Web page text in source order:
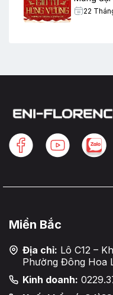
22
Miền Bắc
Địa chỉ: Lô C12 –
Phường Đông Hoa
Kinh doanh: